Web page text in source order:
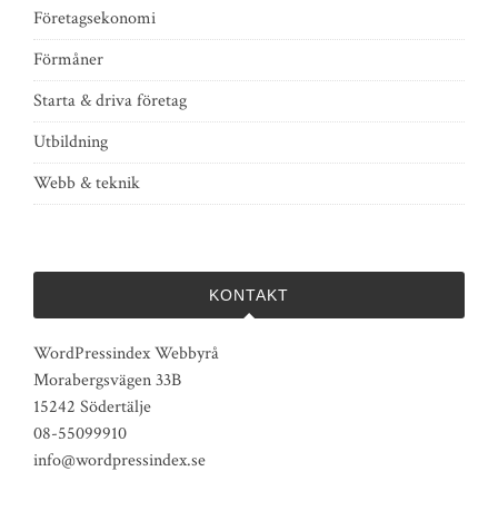
Företagsekonomi
Förmåner
Starta & driva företag
Utbildning
Webb & teknik
KONTAKT
WordPressindex Webbyrå
Morabergsvägen 33B
15242 Södertälje
08-55099910
info@wordpressindex.se